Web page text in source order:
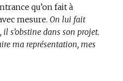
qu’on fait à
mesure. On lui fait
s’obstine dans son projet.
ma représentation, mes